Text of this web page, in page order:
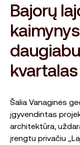
Bajorų
Šalia Vanaginės
įgyvendintas
architektūra,
įrengtu privačiu